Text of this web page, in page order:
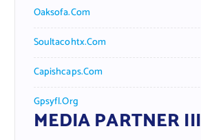
Oaksofa.com
Soultacohtx.com
Capishcaps.com
Gpsyfl.org
MEDIA PARTNER III